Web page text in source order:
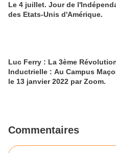
Le 4 juillet. Jour de
des Etats-Unis d'Amérique.
Luc Ferry : La 3ème
Inductrielle : Au Campus
le 13 janvier 2022 par Zoom.
Commentaires